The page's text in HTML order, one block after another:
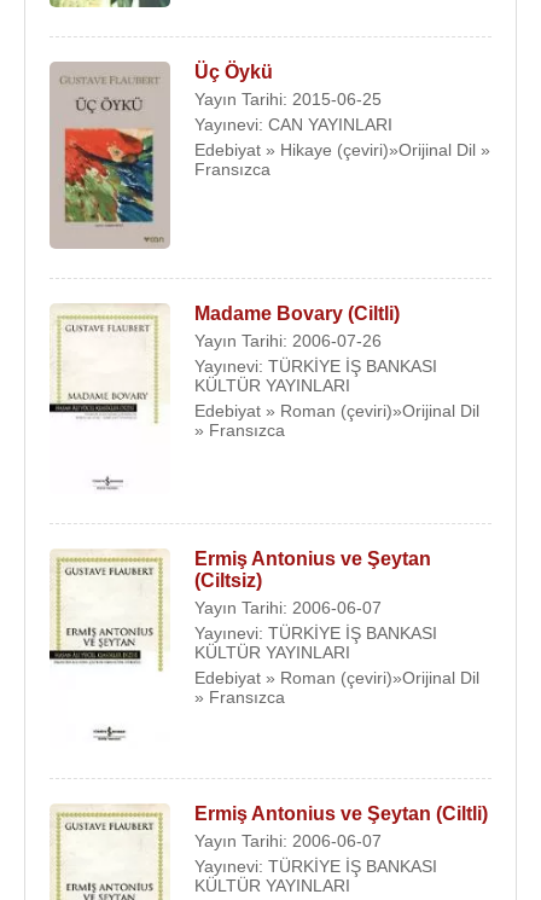
Üç Öykü
Yayın Tarihi: 2015-06-25
Yayınevi: CAN YAYINLARI
Edebiyat » Hikaye (çeviri)»Orijinal Dil »
Fransızca
Madame Bovary (Ciltli)
Yayın Tarihi: 2006-07-26
Yayınevi: TÜRKİYE İŞ BANKASI
KÜLTÜR YAYINLARI
Edebiyat » Roman (çeviri)»Orijinal Dil
» Fransızca
Ermiş Antonius ve Şeytan
(Ciltsiz)
Yayın Tarihi: 2006-06-07
Yayınevi: TÜRKİYE İŞ BANKASI
KÜLTÜR YAYINLARI
Edebiyat » Roman (çeviri)»Orijinal Dil
» Fransızca
Ermiş Antonius ve Şeytan (Ciltli)
Yayın Tarihi: 2006-06-07
Yayınevi: TÜRKİYE İŞ BANKASI
KÜLTÜR YAYINLARI